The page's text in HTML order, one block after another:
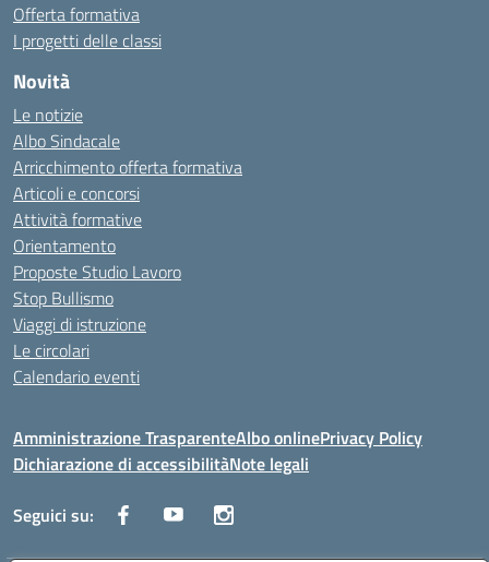
Offerta formativa
I progetti delle classi
Novità
Le notizie
Albo Sindacale
Arricchimento offerta formativa
Articoli e concorsi
Attività formative
Orientamento
Proposte Studio Lavoro
Stop Bullismo
Viaggi di istruzione
Le circolari
Calendario eventi
Amministrazione TrasparenteAlbo onlinePrivacy Policy
Dichiarazione di accessibilitàNote legali
Seguici su: